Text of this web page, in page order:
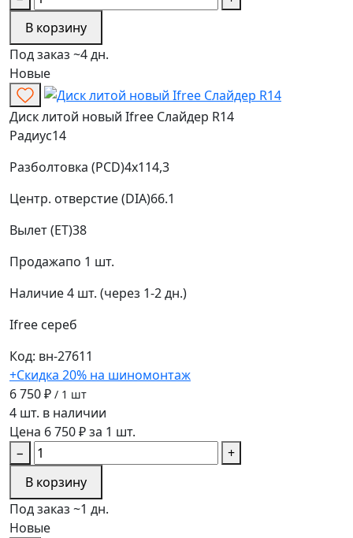
В корзину
Под заказ ~4 дн.
Новые
Диск литой новый Ifree Слайдер R14
Радиус14
Разболтовка (PCD)4x114,3
Центр. отверстие (DIA)66.1
Вылет (ET)38
Продажапо 1 шт.
Наличие4 шт. (через 1-2 дн.)
Ifree сереб
Код: вн-27611
+Скидка 20% на шиномонтаж
6 750 ₽ / 1 шт
4 шт. в наличии
Цена 6 750 ₽ за 1 шт.
−
+
В корзину
Под заказ ~1 дн.
Новые